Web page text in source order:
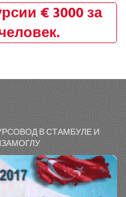
€ 3000 за
В СТАМБУЛЕ И